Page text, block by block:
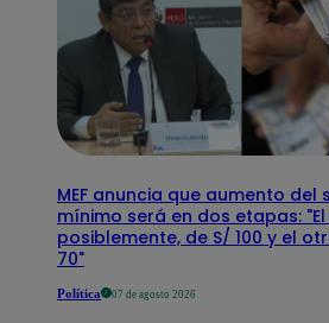
MEF anuncia que aumento del
mínimo será en dos etapas:
posiblemente, de S/ 100 y el
70"
Política 07 de agosto 2026